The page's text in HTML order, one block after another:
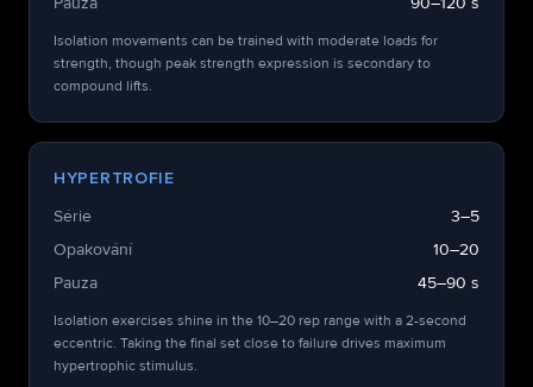
Isolation movements can be trained with moderate loads for
strength, though peak strength expression is secondary to
compound lifts.
HYPERTROFIE
Série
3–5
Opakování
10–20
Pauza
45–90 s
Isolation exercises shine in the 10–20 rep range with a 2-second
eccentric. Taking the final set close to failure drives maximum
hypertrophic stimulus.